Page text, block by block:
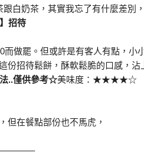
白奶茶，其實我忘了有什麼差別
招待
做罷。但或許是有客人有點，小
份招待鬆餅，酥軟鬆脆的口感，沾
..僅供參考☆美味度：★★★★☆
在餐點部份也不馬虎，
—————–